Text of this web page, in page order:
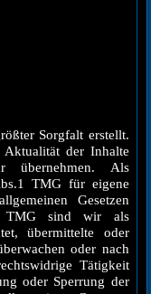
Sorgfalt erstellt.
der Inhalte
übernehmen. Als
TMG für eigene
Gesetzen
TMG sind wir als
übermittelte oder
oder nach
Tätigkeit
oder Sperrung der